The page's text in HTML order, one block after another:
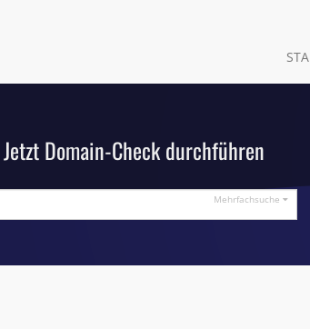
Jetzt Domain-Check durchführen
Mehrfachsuche